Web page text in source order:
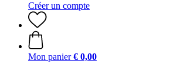
Créer un compte
Mon panier € 0,00